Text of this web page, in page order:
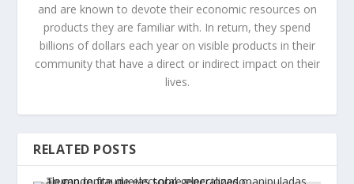
and are known to devote their economic resources on
products they are familiar with. In return, they spend
billions of dollars each year on visible products in their
community that have a direct or indirect impact on their
lives.
RELATED POSTS